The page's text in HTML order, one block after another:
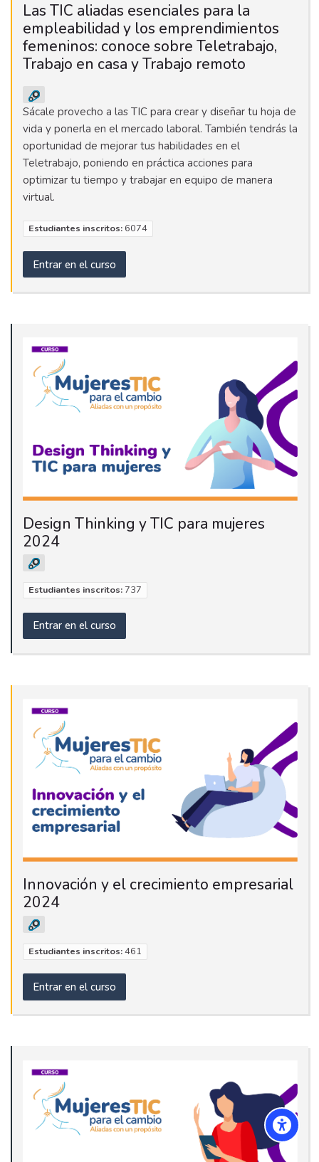
Las TIC aliadas esenciales para la
empleabilidad y los emprendimientos
femeninos: conoce sobre Teletrabajo,
Trabajo en casa y Trabajo remoto
Sácale provecho a las TIC para crear y diseñar tu hoja de
vida y ponerla en el mercado laboral. También tendrás la
oportunidad de mejorar tus habilidades en el
Teletrabajo, poniendo en práctica acciones para
optimizar tu tiempo y trabajar en equipo de manera
virtual.
Estudiantes inscritos:6074
Entrar en el curso
Design Thinking y TIC para mujeres
2024
Estudiantes inscritos:737
Entrar en el curso
Innovación y el crecimiento empresarial
2024
Estudiantes inscritos:461
Entrar en el curso